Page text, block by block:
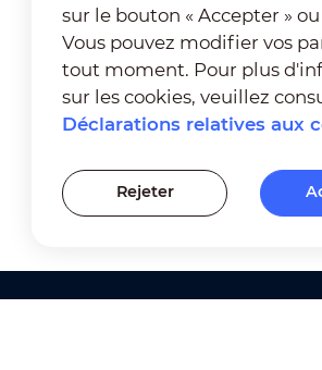
sur le bouton « Accepter » ou
Vous pouvez modifier vos
tout moment. Pour plus
sur les cookies, veuillez
Déclarations relatives aux
Rejeter